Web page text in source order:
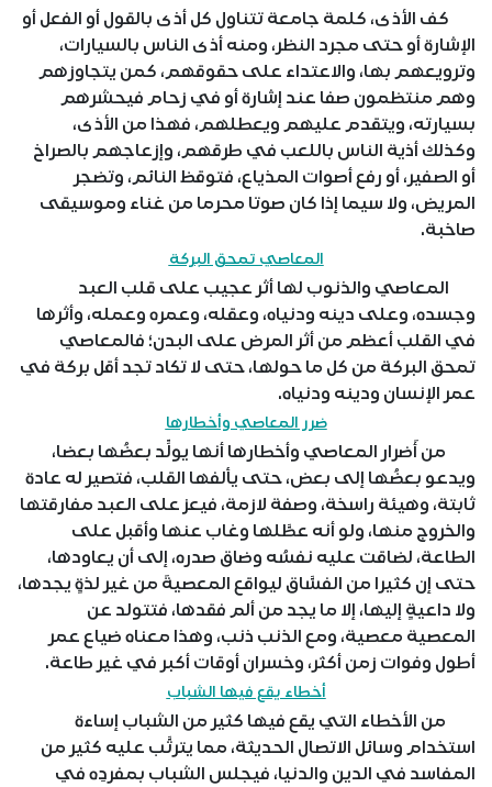
كف الأذى، كلمة جامعة تتناول كل أذى بالقول أو الفعل أو
الإشارة أو حتى مجرد النظر، ومنه أذى الناس بالسيارات،
وترويعهم بها، والاعتداء على حقوقهم، كمن يتجاوزهم
وهم منتظمون صفا عند إشارة أو في زحام فيحشرهم
بسيارته، ويتقدم عليهم ويعطلهم، فهذا من الأذى،
وكذلك أذية الناس باللعب في طرقهم، وإزعاجهم بالصراخ
أو الصفير، أو رفع أصوات المذياع، فتوقظ النائم، وتضجر
المريض، ولا سيما إذا كان صوتا محرما من غناء وموسيقى
صاخبة.
المعاصي تمحق البركة
المعاصي والذنوب لها أثر عجيب على قلب العبد
وجسده، وعلى دينه ودنياه، وعقله، وعمره وعمله، وأثرها
في القلب أعظم من أثر المرض على البدن؛ فالمعاصي
تمحق البركة من كل ما حولها، حتى لا تكاد تجد أقل بركة في
عمر الإنسان ودينه ودنياه.
ضرر المعاصي وأخطارها
من أَضرار المعاصي وأخطارها أنها يولِّد بعضُها بعضا،
ويدعو بعضُها إلى بعض، حتى يألفها القلب، فتصير له عادة
ثابتة، وهيئة راسخة، وصفة لازمة، فيعز على العبد مفارقتها
والخروج منها، ولو أنه عطَّلها وغاب عنها وأقبل على
الطاعة، لضاقت عليه نفسُه وضاق صدره، إلى أن يعاودها،
حتى إن كثيرا من الفسَّاق ليواقع المعصيةَ من غير لذةٍ يجدها،
ولا داعيةٍ إليها، إلا ما يجد من ألم فقدها، فتتولد عن
المعصية معصية، ومع الذنب ذنب، وهذا معناه ضياع عمر
أطول وفوات زمن أكثر، وخسران أوقات أكبر في غير طاعة.
أخطاء يقع فيها الشباب
من الأخطاء التي يقع فيها كثير من الشباب إساءة
استخدام وسائل الاتصال الحديثة، مما يترتَّب عليه كثير من
المفاسد في الدين والدنيا، فيجلس الشباب بمفردِه في